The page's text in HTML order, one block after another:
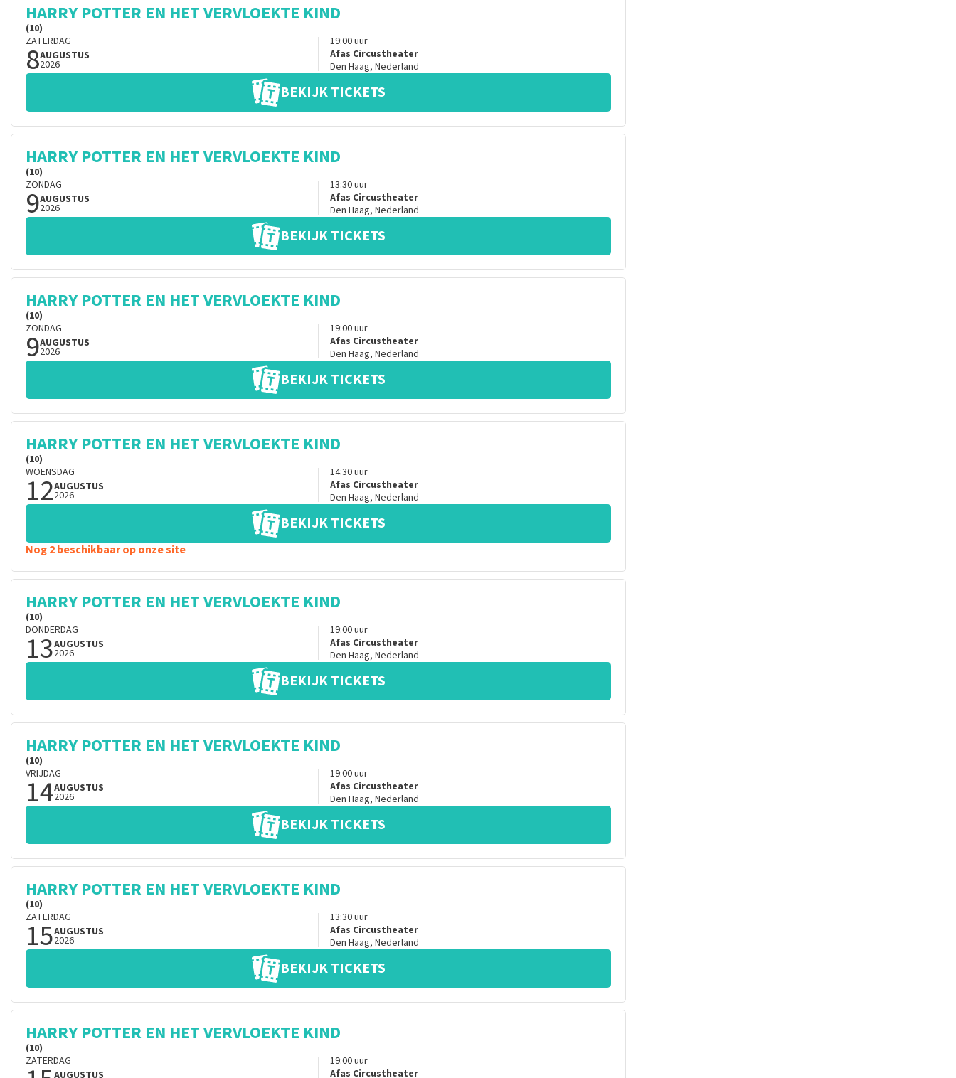
HARRY POTTER EN HET VERVLOEKTE KIND
(10)
ZATERDAG
8AUGUSTUS
2026
19:00uur
Afas Circustheater
Den Haag, Nederland
BEKIJK TICKETS
HARRY POTTER EN HET VERVLOEKTE KIND
(10)
ZONDAG
9AUGUSTUS
2026
13:30uur
Afas Circustheater
Den Haag, Nederland
BEKIJK TICKETS
HARRY POTTER EN HET VERVLOEKTE KIND
(10)
ZONDAG
9AUGUSTUS
2026
19:00uur
Afas Circustheater
Den Haag, Nederland
BEKIJK TICKETS
HARRY POTTER EN HET VERVLOEKTE KIND
(10)
WOENSDAG
12AUGUSTUS
2026
14:30uur
Afas Circustheater
Den Haag, Nederland
BEKIJK TICKETS
Nog 2 beschikbaar op onze site
HARRY POTTER EN HET VERVLOEKTE KIND
(10)
DONDERDAG
13AUGUSTUS
2026
19:00uur
Afas Circustheater
Den Haag, Nederland
BEKIJK TICKETS
HARRY POTTER EN HET VERVLOEKTE KIND
(10)
VRIJDAG
14AUGUSTUS
2026
19:00uur
Afas Circustheater
Den Haag, Nederland
BEKIJK TICKETS
HARRY POTTER EN HET VERVLOEKTE KIND
(10)
ZATERDAG
15AUGUSTUS
2026
13:30uur
Afas Circustheater
Den Haag, Nederland
BEKIJK TICKETS
HARRY POTTER EN HET VERVLOEKTE KIND
(10)
ZATERDAG
AUGUSTUS
19:00uur
Afas Circustheater